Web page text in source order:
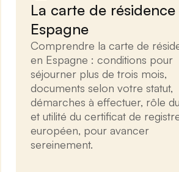
La carte de résidence
Espagne
Comprendre la carte de
en Espagne : conditions pour
séjourner plus de trois mois,
documents selon votre statut,
démarches à effectuer, rôle
et utilité du certificat de
européen, pour avancer
sereinement.